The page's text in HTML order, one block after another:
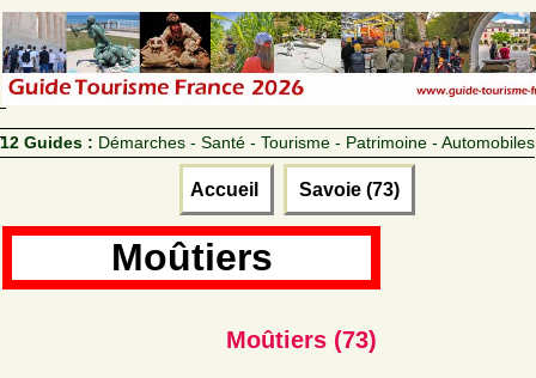
12 Guides : Démarches - Santé - Tourisme - Patrimoine - Automobiles
Accueil Savoie (73)
Moûtiers
Moûtiers (73)